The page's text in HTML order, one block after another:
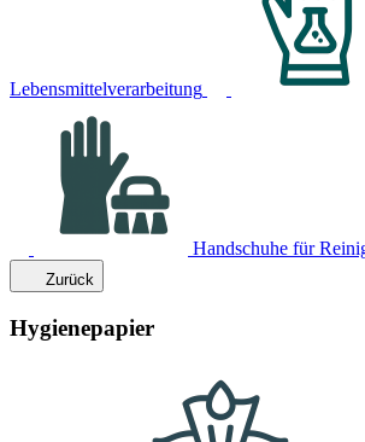
Lebensmittelverarbeitung
Handschuhe für
Zurück
Hygienepapier